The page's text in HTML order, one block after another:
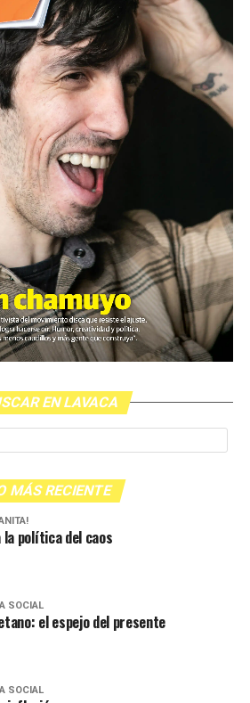
EN LAVACA
MÁS RECIENTE
la política del caos
SOCIAL
el espejo del presente
SOCIAL